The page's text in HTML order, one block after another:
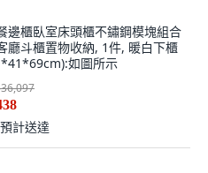
邊櫃臥室床頭櫃不鏽鋼模塊組合
廳斗櫃置物收納, 1件, 暖白下櫃
如圖所示
預計送達